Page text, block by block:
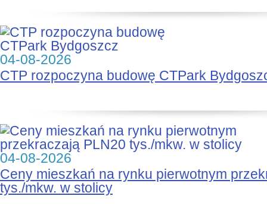
04-08-2026
CTP rozpoczyna budowę CTPark
04-08-2026
Ceny mieszkań na rynku pierwotnym
tys./mkw. w stolicy